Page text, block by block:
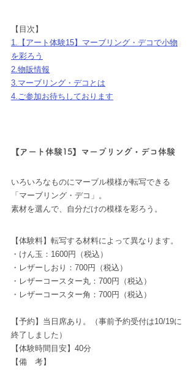
【目次】
1.【アート体験15】マーブリング・デコで小物
を彩ろう
2.物販情報
3.マーブリング・デコとは
4.ご参加お待ちしております
【アート体験15】マーブリング・デコ体験
いろいろなものにマーブル模様が転写できる
「マーブリング・デコ」。
素材を選んで、自分だけの模様を彩ろう。
【体験料】転写する材料によって異なります。
・けん玉：1600円（税込）
・レザーしおり：700円（税込）
・レザーコースター丸：700円（税込）
・レザーコースター角：700円（税込）
【予約】 当日席あり。（事前予約受付は10/19に
終了しました）
【体験時間目安】40分
【備　考】